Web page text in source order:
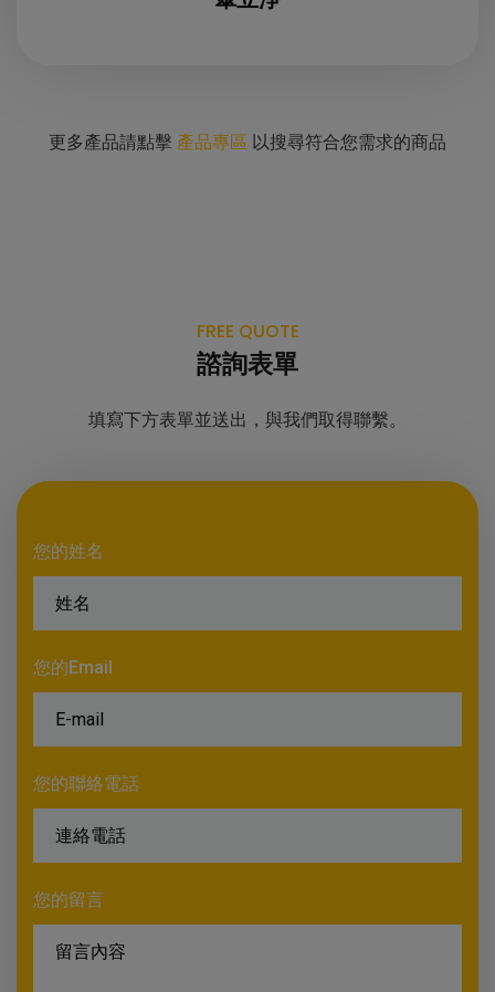
更多產品請點擊 產品專區 以搜尋符合您需求的商品
FREE QUOTE
諮詢表單
填寫下方表單並送出，與我們取得聯繫。
您的姓名
您的Email
您的聯絡電話
您的留言